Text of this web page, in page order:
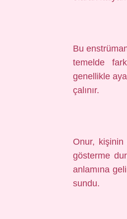
Bu
temelde
genellikle
çalınır.
Onur, kişinin
gösterme
anlamına
sundu.